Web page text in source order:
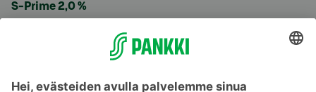
S-Prime 2,0 %